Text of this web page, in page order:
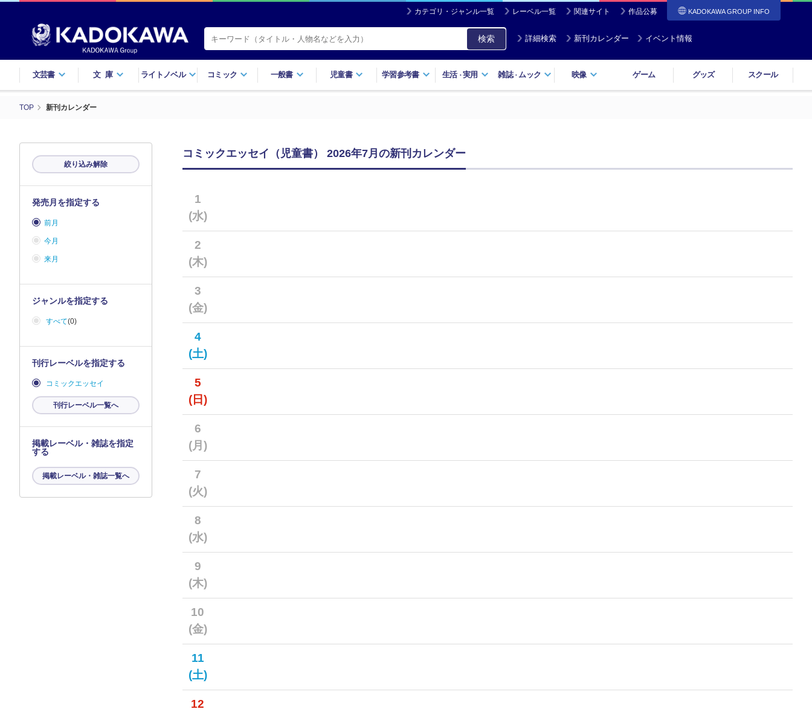
カテゴリ・ジャンル一覧 レーベル一覧 関連サイト 作品公募 KADOKAWA GROUP INFO
検索 詳細検索 新刊カレンダー イベント情報
文芸書 文庫 ライトノベル コミック 一般書 児童書 学習参考書 生活・実用 雑誌・ ムック 映像 ゲーム グッズ スクール
TOP 新刊カレンダー
コミックエッセイ（児童書） 2026年7月の新刊カレンダー
1
(水)
2
(木)
3
(金)
4
(土)
5
(日)
6
(月)
7
(火)
8
(水)
9
(木)
10
(金)
11
(土)
12
絞り込み解除
発売月を指定する
前月
今月
来月
ジャンルを指定する
すべて(0)
刊行レーベルを指定する
コミックエッセイ
刊行レーベル一覧へ
掲載レーベル・雑誌を指定
する
掲載レーベル・雑誌一覧へ